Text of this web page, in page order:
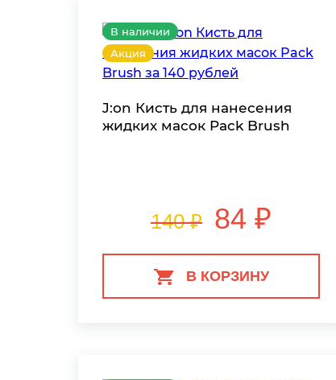
В наличии
Акция
J:on Кисть для нанесения
жидких масок Pack Brush
140 ₽ 84 ₽
В КОРЗИНУ